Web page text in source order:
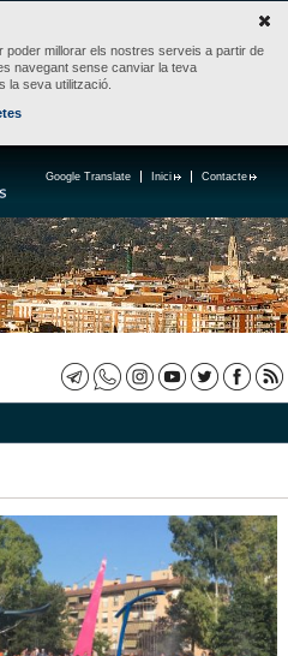
poder millorar els nostres serveis a partir de
navegant sense canviar la teva
la seva utilització.
Contacte
Inici
Google Translate